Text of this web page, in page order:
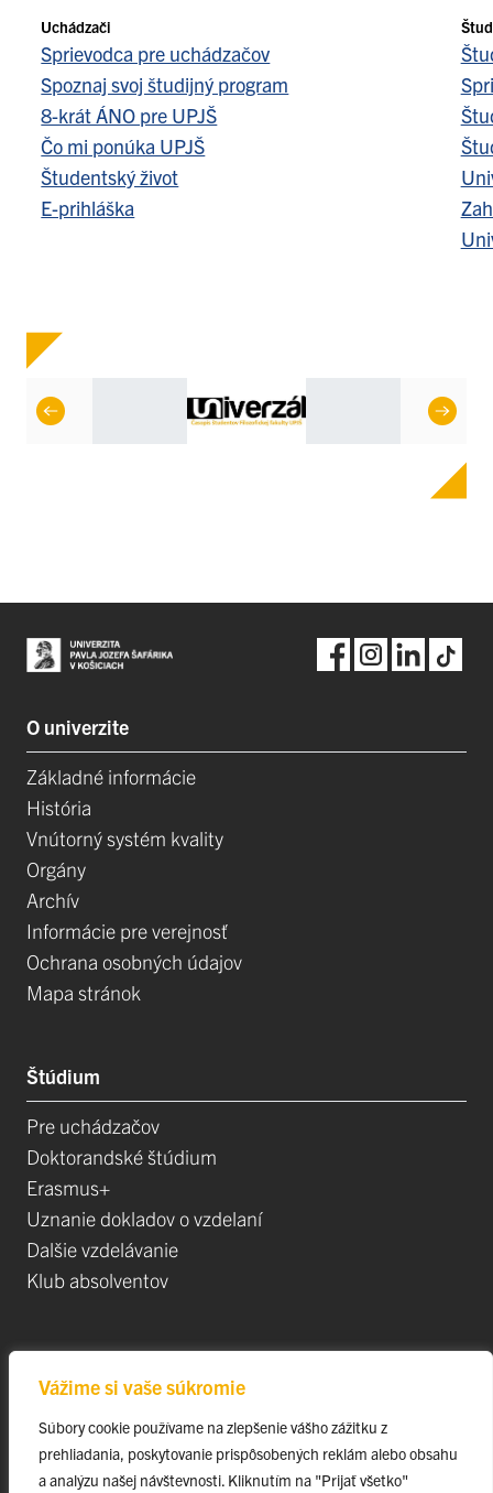
Vážime si vaše súkromie
Súbory cookie používame na zlepšenie vášho zážitku z
prehliadania, poskytovanie prispôsobených reklám alebo obsahu
a analýzu našej návštevnosti. Kliknutím na "Prijať všetko"
Uchádzači
Sprievodca pre uchádzačov
Spoznaj svoj študijný program
8-krát ÁNO pre UPJŠ
Čo mi ponúka UPJŠ
Študentský život
E-prihláška
O univerzite
Základné informácie
História
Vnútorný systém kvality
Orgány
Archív
Informácie pre verejnosť
Ochrana osobných údajov
Mapa stránok
Štúdium
Pre uchádzačov
Doktorandské štúdium
Erasmus+
Uznanie dokladov o vzdelaní
Dalšie vzdelávanie
Klub absolventov
Projekty
Špičkové tímy